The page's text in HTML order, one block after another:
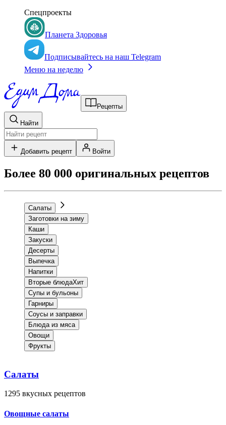
Спецпроекты
Планета Здоровья
Подписывайтесь на наш Telegram
Меню на неделю
Рецепты
Найти
Добавить рецепт Войти
Более 80 000 оригинальных рецептов
Салаты
Заготовки на зиму
Каши
Закуски
Десерты
Выпечка
Напитки
Вторые блюдаХит
Супы и бульоны
Гарниры
Соусы и заправки
Блюда из мяса
Овощи
Фрукты
Салаты
1295 вкусных рецептов
Овощные салаты